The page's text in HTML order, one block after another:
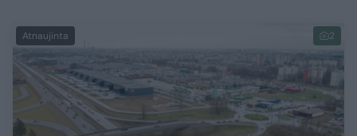
Atnaujinta 2